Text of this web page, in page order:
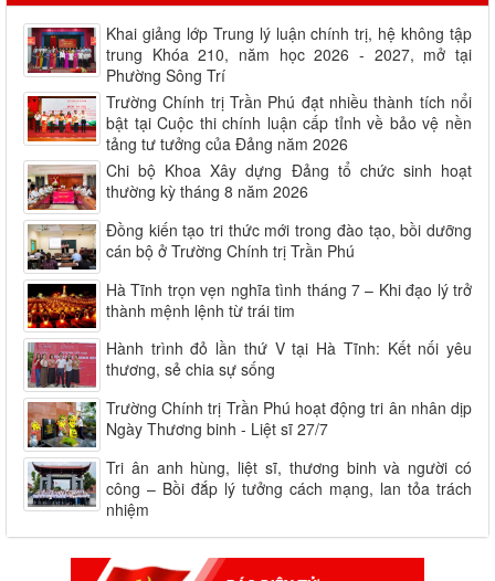
Khai giảng lớp Trung lý luận chính trị, hệ không tập
trung Khóa 210, năm học 2026 - 2027, mở tại
Phường Sông Trí
Trường Chính trị Trần Phú đạt nhiều thành tích nổi
bật tại Cuộc thi chính luận cấp tỉnh về bảo vệ nền
tảng tư tưởng của Đảng năm 2026
Chi bộ Khoa Xây dựng Đảng tổ chức sinh hoạt
thường kỳ tháng 8 năm 2026
Đồng kiến tạo tri thức mới trong đào tạo, bồi dưỡng
cán bộ ở Trường Chính trị Trần Phú
Hà Tĩnh trọn vẹn nghĩa tình tháng 7 – Khi đạo lý trở
thành mệnh lệnh từ trái tim
Hành trình đỏ lần thứ V tại Hà Tĩnh: Kết nối yêu
thương, sẻ chia sự sống
Trường Chính trị Trần Phú hoạt động tri ân nhân dịp
Ngày Thương binh - Liệt sĩ 27/7
Tri ân anh hùng, liệt sĩ, thương binh và người có
công – Bồi đắp lý tưởng cách mạng, lan tỏa trách
nhiệm